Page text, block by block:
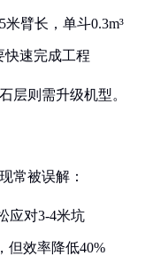
臂长，单斗0.3m³
快速完成工程
层则需升级机型。
常被误解：
应对3-4米坑
但效率降低40%